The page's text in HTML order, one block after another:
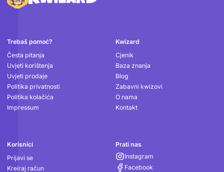
Podnožje
Trebaš pomoć?
Česta pitanja
Uvjeti korištenja
Uvjeti prodaje
Politika privatnosti
Politika kolačića
Impressum
Kwizard
Cjenik
Baza znanja
Blog
Zabavni kwizovi
O nama
Kontakt
Korisnici
Prijavi se
Kreiraj račun
Prati nas
Instagram
Facebook